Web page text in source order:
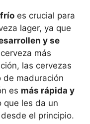
es crucial para
lager, ya que
y se
más
las cervezas
de maduración
es más rápida y
que les da un
el principio.